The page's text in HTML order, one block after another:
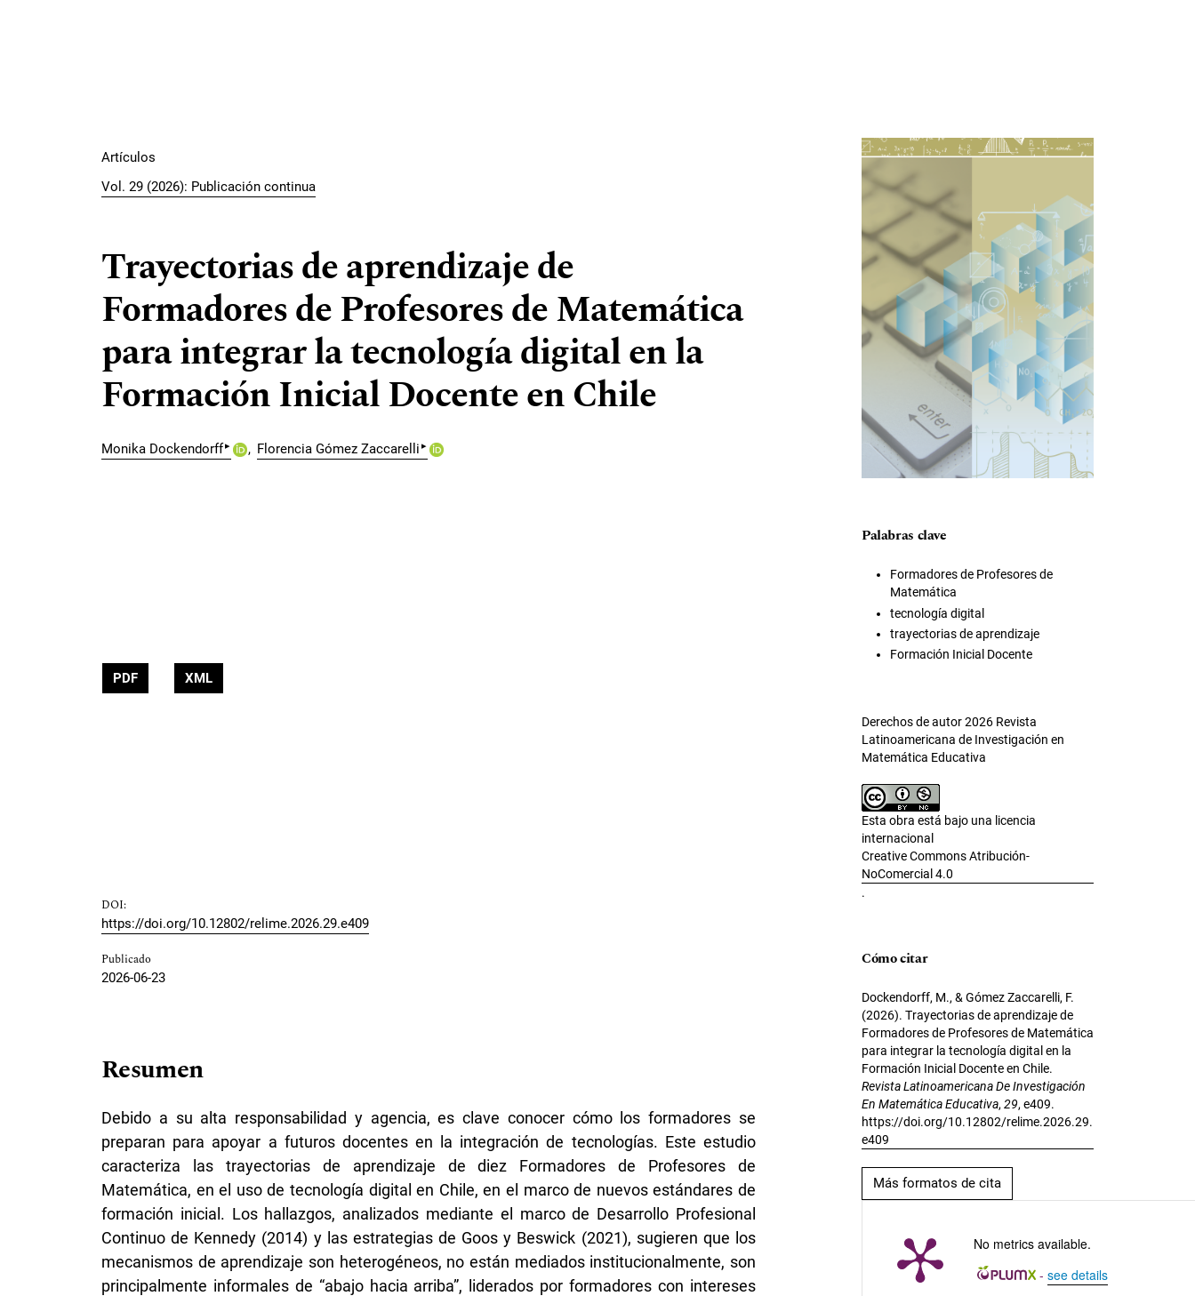
Artículos
Vol. 29 (2026): Publicación continua
Trayectorias de aprendizaje de
Formadores de Profesores de Matemática
para integrar la tecnología digital en la
Formación Inicial Docente en Chile
Monika Dockendorff▸ Florencia Gómez Zaccarelli ▸
PDF XML
DOI:
https://doi.org/10.12802/relime.2026.29.e409
Publicado
2026-06-23
Resumen
Debido a su alta responsabilidad y agencia, es clave conocer cómo los formadores se
preparan para apoyar a futuros docentes en la integración de tecnologías. Este estudio
caracteriza las trayectorias de aprendizaje de diez Formadores de Profesores de
Matemática, en el uso de tecnología digital en Chile, en el marco de nuevos estándares de
formación inicial. Los hallazgos, analizados mediante el marco de Desarrollo Profesional
Continuo de Kennedy (2014) y las estrategias de Goos y Beswick (2021), sugieren que los
mecanismos de aprendizaje son heterogéneos, no están mediados institucionalmente, son
principalmente informales de “abajo hacia arriba”, liderados por formadores con intereses
Imagen de portada
Palabras clave
Formadores de Profesores de
Matemática
tecnología digital
trayectorias de aprendizaje
Formación Inicial Docente
Derechos de autor 2026 Revista
Latinoamericana de Investigación en
Matemática Educativa
Esta obra está bajo una licencia
internacional
Creative Commons Atribución-
NoComercial 4.0
.
Cómo citar
Dockendorff, M., & Gómez Zaccarelli, F.
(2026). Trayectorias de aprendizaje de
Formadores de Profesores de Matemática
para integrar la tecnología digital en la
Formación Inicial Docente en Chile.
Revista Latinoamericana De Investigación
En Matemática Educativa,29, e409.
https://doi.org/10.12802/relime.2026.29.
e409
Más formatos de cita
No metrics available.
- see details